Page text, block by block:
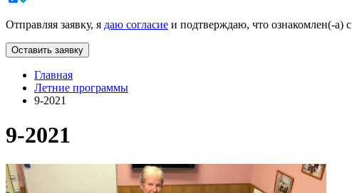
Отправляя заявку, я даю согласие и подтверждаю, что ознакомлен(-а) с
Главная
Летние программы
9-2021
9-2021